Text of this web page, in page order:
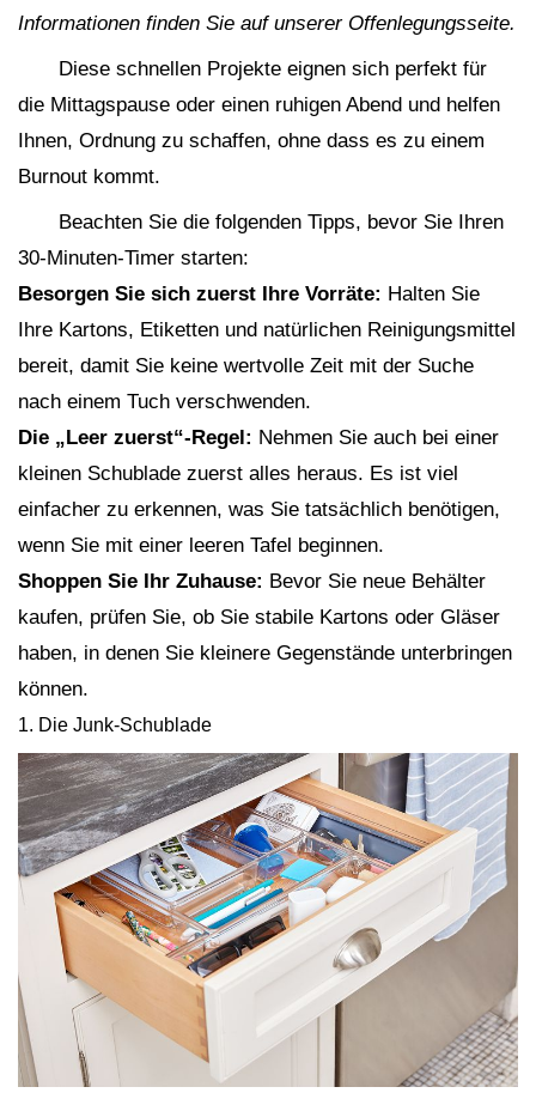
Informationen finden Sie auf unserer Offenlegungsseite.
Diese schnellen Projekte eignen sich perfekt für
die Mittagspause oder einen ruhigen Abend und helfen
Ihnen, Ordnung zu schaffen, ohne dass es zu einem
Burnout kommt.
Beachten Sie die folgenden Tipps, bevor Sie Ihren
30-Minuten-Timer starten:
Besorgen Sie sich zuerst Ihre Vorräte: Halten Sie
Ihre Kartons, Etiketten und natürlichen Reinigungsmittel
bereit, damit Sie keine wertvolle Zeit mit der Suche
nach einem Tuch verschwenden.
Die „Leer zuerst“-Regel: Nehmen Sie auch bei einer
kleinen Schublade zuerst alles heraus. Es ist viel
einfacher zu erkennen, was Sie tatsächlich benötigen,
wenn Sie mit einer leeren Tafel beginnen.
Shoppen Sie Ihr Zuhause: Bevor Sie neue Behälter
kaufen, prüfen Sie, ob Sie stabile Kartons oder Gläser
haben, in denen Sie kleinere Gegenstände unterbringen
können.
1. Die Junk-Schublade